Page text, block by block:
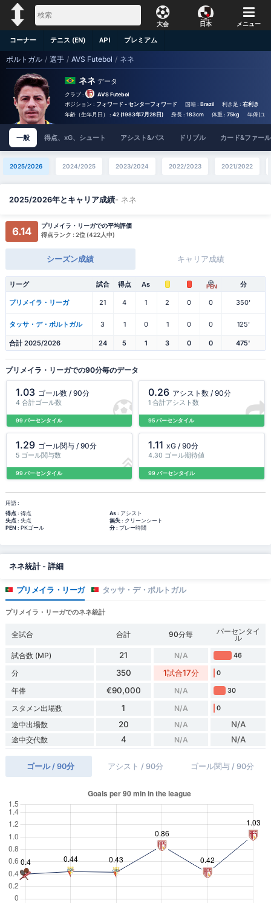
大会 日本 メニュー
コーナー テニス (EN) API プレミアム
ポルトガル / 選手 / AVS Futebol / ネネ
ネネ データ
クラブ :
AVS Futebol
ポジション : フォワード - センターフォワード 国籍 : Brazil 利き足 : 右利き
年齢（生年月日） : 42 (1983年7月28日) 身長 : 183cm 体重 : 75kg 年俸(ユ
一般 得点、xG、シュート アシスト&パス ドリブル カード&ファール
2025/2026 2024/2025 2023/2024 2022/2023 2021/2022
2025/2026年とキャリア成績- ネネ
6.14
プリメイラ・リーガでの平均評価
得点ランク : 2位 (422人中)
シーズン成績 キャリア成績
リーグ 試合 得点 As PEN 分
プリメイラ・リーガ 21 4 1 2 0 0 350'
タッサ・デ・ポルトガル 3 1 0 1 0 0 125'
合計 2025/2026 24 5 1 3 0 0 475'
プリメイラ・リーガでの90分毎のデータ
1.03 ゴール数 / 90分
4 合計ゴール数
99 パーセンタイル
0.26 アシスト数 / 90分
1 合計アシスト数
95 パーセンタイル
1.29 ゴール関与 / 90分
5 ゴール関与数
99 パーセンタイル
1.11 xG / 90分
4.30 ゴール期待値
99 パーセンタイル
用語 :
得点: 得点 As: アシスト
失点: 失点 無失: クリーンシート
PEN : PKゴール 分: プレー時間
ネネ統計 - 詳細
プリメイラ・リーガ タッサ・デ・ポルトガル
プリメイラ・リーガでのネネ統計
全試合 合計 90分毎 パーセンタイ
ル
試合数 (MP)
21 N/A 46
分 350 1試合17分 0
年俸 €90,000 N/A 30
スタメン出場数 1 N/A 0
途中出場数 20 N/A N/A
途中交代数 4 N/A N/A
ゴール / 90分 アシスト / 90分 ゴール関与 / 90分